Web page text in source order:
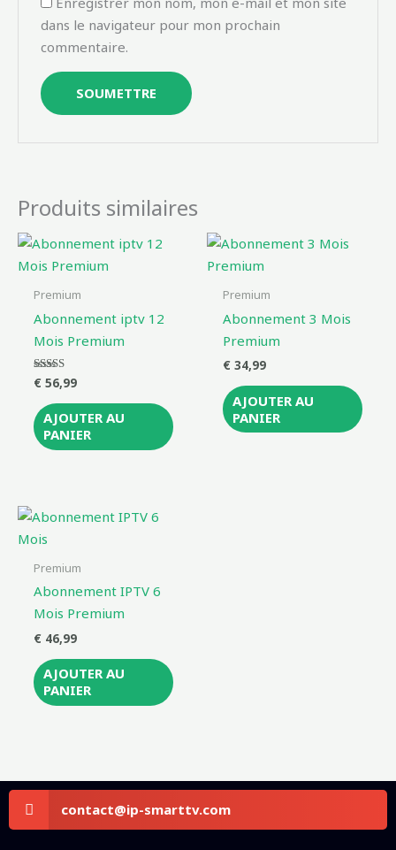
dans le navigateur pour mon prochain
commentaire.
Produits similaires
Premium
Abonnement iptv 12
Mois Premium
Note
5.00
sur 5
€ 56,99
AJOUTER AU
PANIER
Premium
Abonnement 3 Mois
Premium
€ 34,99
AJOUTER AU
PANIER
Premium
Abonnement IPTV 6
Mois Premium
€ 46,99
AJOUTER AU
PANIER
contact@ip-smarttv.com